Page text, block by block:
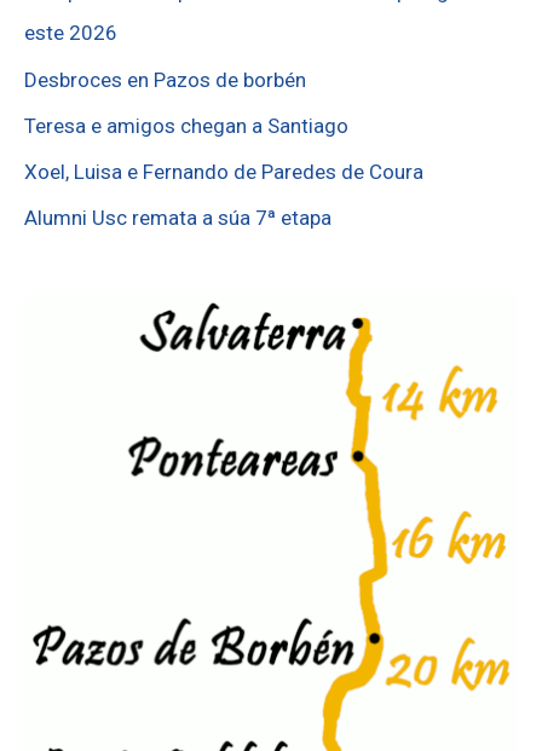
este 2026
Desbroces en Pazos de borbén
Teresa e amigos chegan a Santiago
Xoel, Luisa e Fernando de Paredes de Coura
Alumni Usc remata a súa 7ª etapa